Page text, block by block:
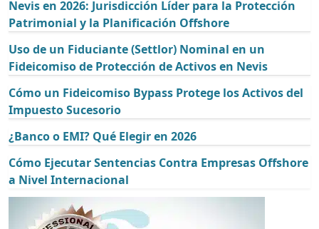
Nevis en 2026: Jurisdicción Líder para la Protección
Patrimonial y la Planificación Offshore
Uso de un Fiduciante (Settlor) Nominal en un
Fideicomiso de Protección de Activos en Nevis
Cómo un Fideicomiso Bypass Protege los Activos del
Impuesto Sucesorio
¿Banco o EMI? Qué Elegir en 2026
Cómo Ejecutar Sentencias Contra Empresas Offshore
a Nivel Internacional